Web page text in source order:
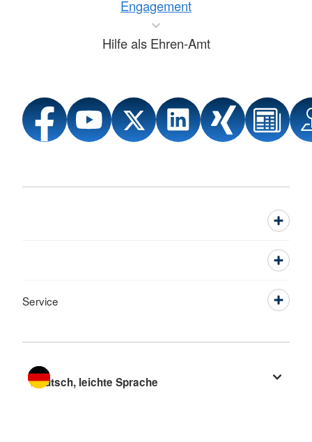
Engagement
Hilfe als Ehren-Amt
Service
Sprache wechseln zu